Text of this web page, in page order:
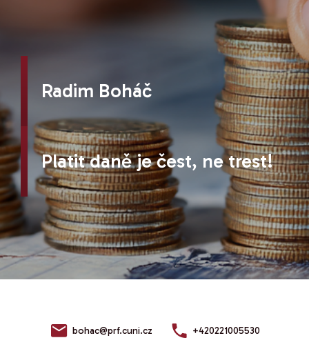
Radim Boháč
Platit daně je čest, ne trest!
bohac@prf.cuni.cz +420221005530